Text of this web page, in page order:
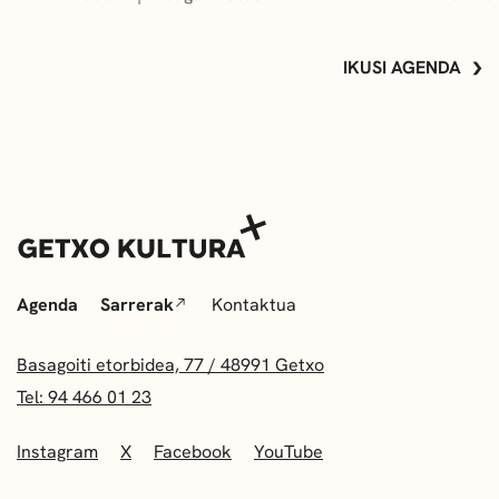
IKUSI AGENDA
Agenda Sarrerak Kontaktua
Basagoiti etorbidea, 77 / 48991 Getxo
Tel: 94 466 01 23
Instagram X Facebook YouTube